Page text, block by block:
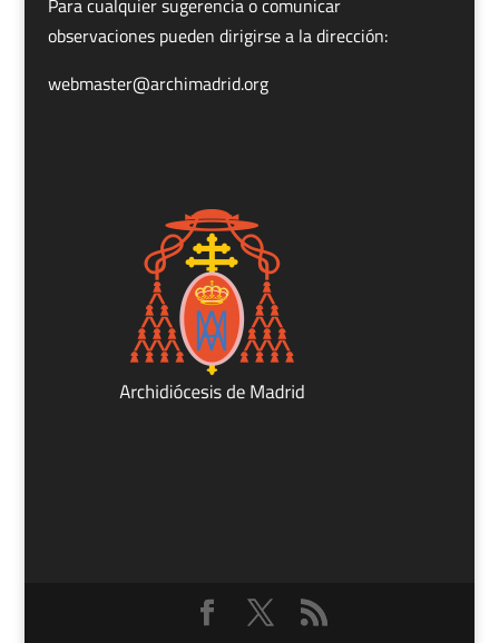
Para cualquier sugerencia o comunicar
observaciones pueden dirigirse a la dirección:
webmaster@archimadrid.org